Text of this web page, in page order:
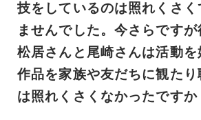
技をしているのは照れくさく
ませんでした。今さらですが
松居さんと尾崎さんは活動
作品を家族や友だちに観た
は照れくさくなかったですか